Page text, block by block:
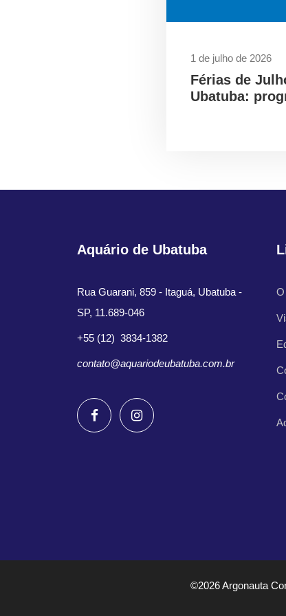
1 de julho de 2026
Férias de
Ubatuba:
Aquário de Ubatuba
Rua Guarani, 859 - Itaguá, Ubatuba -
SP, 11.689-046
+55 (12) 3834-1382
contato@aquariodeubatuba.com.br
O
©2026 Argonauta